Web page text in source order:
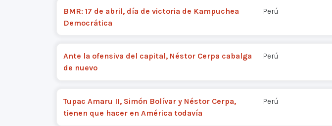
BMR: 17 de abril, día de victoria de Kampuchea
Democrática
Perú
Ante la ofensiva del capital, Néstor Cerpa cabalga
de nuevo
Perú
Tupac Amaru II, Simón Bolívar y Néstor Cerpa,
tienen que hacer en América todavía
Perú